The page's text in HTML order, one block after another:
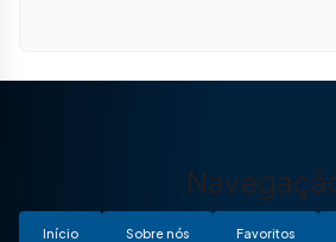
Início Sobre nós Favoritos